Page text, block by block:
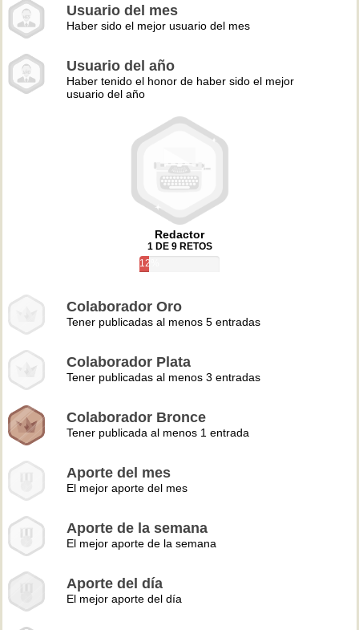
Usuario del mes
Haber sido el mejor usuario del mes
Usuario del año
Haber tenido el honor de haber sido el mejor
usuario del año
Redactor
1 DE 9 RETOS
12%
Colaborador Oro
Tener publicadas al menos 5 entradas
Colaborador Plata
Tener publicadas al menos 3 entradas
Colaborador Bronce
Tener publicada al menos 1 entrada
Aporte del mes
El mejor aporte del mes
Aporte de la semana
El mejor aporte de la semana
Aporte del día
El mejor aporte del día